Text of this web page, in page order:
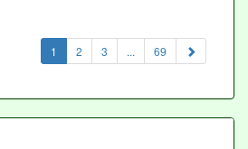
1 (current)
2 3 ... 69